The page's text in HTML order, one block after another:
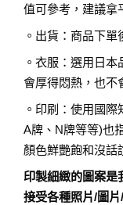
值可參考，建議拿
。出貨：商品下單
。衣服：選用日
會厚得悶熱，也不
。印刷：使用國
A牌、N牌等等)也
顏色鮮艷飽和沒話
印製細緻的圖案是
接受各種照片/圖